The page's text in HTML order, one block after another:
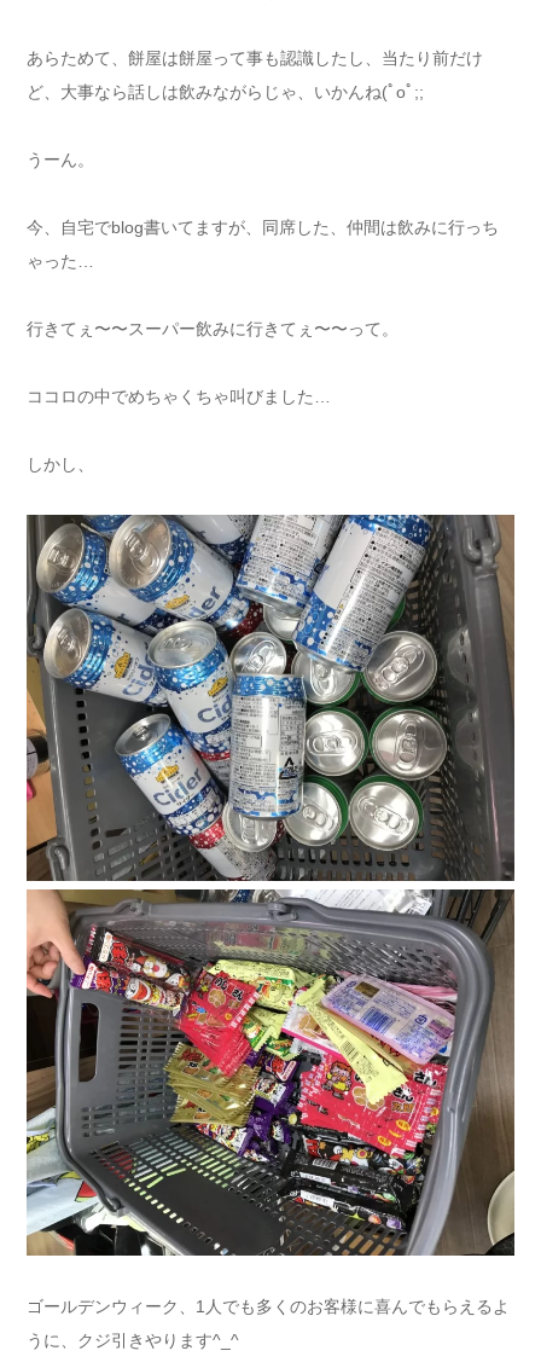
あらためて、餅屋は餅屋って事も認識したし、当たり前だけ
ど、大事なら話しは飲みながらじゃ、いかんね(ﾟoﾟ;;
うーん。
今、自宅でblog書いてますが、同席した、仲間は飲みに行っち
ゃった…
行きてぇ〜〜スーパー飲みに行きてぇ〜〜って。
ココロの中でめちゃくちゃ叫びました…
しかし、
ゴールデンウィーク、1人でも多くのお客様に喜んでもらえるよ
うに、クジ引きやります^_^